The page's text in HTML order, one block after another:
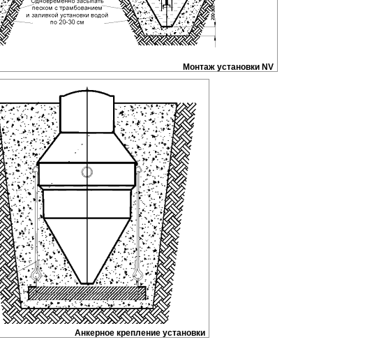
Монтаж установки NV
Анкерное крепление установки